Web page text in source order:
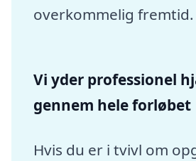
overkommelig fremtid.
Vi yder professionel
gennem hele forløbet
Hvis du er i tvivl om